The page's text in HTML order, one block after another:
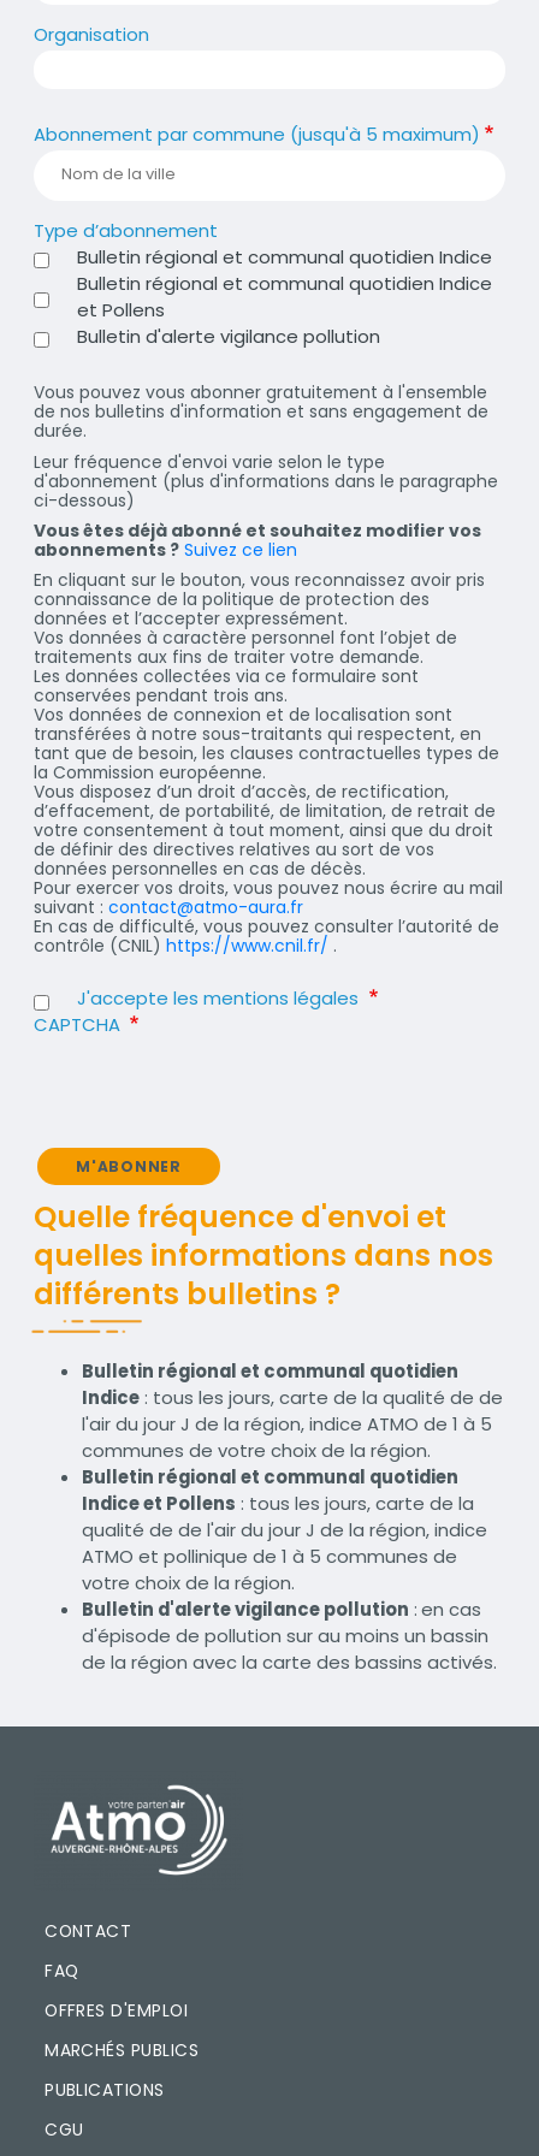
Organisation
Abonnement par commune (jusqu'à 5 maximum)
Type d’abonnement
Bulletin régional et communal quotidien Indice
Bulletin régional et communal quotidien Indice
et Pollens
Bulletin d'alerte vigilance pollution
Vous pouvez vous abonner gratuitement à l'ensemble
de nos bulletins d'information et sans engagement de
durée.
Leur fréquence d'envoi varie selon le type
d'abonnement (plus d'informations dans le paragraphe
ci-dessous)
Vous êtes déjà abonné et souhaitez modifier vos
abonnements ? Suivez ce lien
En cliquant sur le bouton, vous reconnaissez avoir pris
connaissance de la politique de protection des
données et l’accepter expressément.
Vos données à caractère personnel font l’objet de
traitements aux fins de traiter votre demande.
Les données collectées via ce formulaire sont
conservées pendant trois ans.
Vos données de connexion et de localisation sont
transférées à notre sous-traitants qui respectent, en
tant que de besoin, les clauses contractuelles types de
la Commission européenne.
Vous disposez d’un droit d’accès, de rectification,
d’effacement, de portabilité, de limitation, de retrait de
votre consentement à tout moment, ainsi que du droit
de définir des directives relatives au sort de vos
données personnelles en cas de décès.
Pour exercer vos droits, vous pouvez nous écrire au mail
suivant : contact@atmo-aura.fr
En cas de difficulté, vous pouvez consulter l’autorité de
contrôle (CNIL) https://www.cnil.fr/ .
J'accepte les mentions légales
CAPTCHA
M'ABONNER
Quelle fréquence d'envoi et
quelles informations dans nos
différents bulletins ?
Bulletin régional et communal quotidien
Indice: tous les jours, carte de la qualité de de
l'air du jour J de la région, indice ATMO de 1 à 5
communes de votre choix de la région.
Bulletin régional et communal quotidien
Indice et Pollens : tous les jours, carte de la
qualité de de l'air du jour J de la région, indice
ATMO et pollinique de 1 à 5 communes de
votre choix de la région.
Bulletin d'alerte vigilance pollution :en cas
d'épisode de pollution sur au moins un bassin
de la région avec la carte des bassins activés.
PIED DE PAGE
CONTACT
FAQ
OFFRES D'EMPLOI
MARCHÉS PUBLICS
PUBLICATIONS
CGU